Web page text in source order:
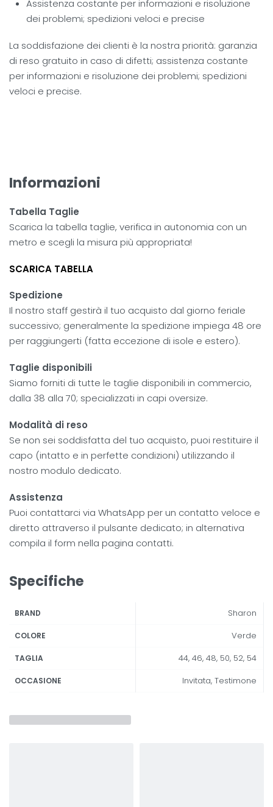
Assistenza costante per informazioni e risoluzione
dei problemi; spedizioni veloci e precise
La soddisfazione dei clienti è la nostra priorità: garanzia
di reso gratuito in caso di difetti; assistenza costante
per informazioni e risoluzione dei problemi; spedizioni
veloci e precise.
Informazioni
Tabella Taglie
Scarica la tabella taglie, verifica in autonomia con un
metro e scegli la misura più appropriata!
SCARICA TABELLA
Spedizione
Il nostro staff gestirà il tuo acquisto dal giorno feriale
successivo; generalmente la spedizione impiega 48 ore
per raggiungerti (fatta eccezione di isole e estero).
Taglie disponibili
Siamo forniti di tutte le taglie disponibili in commercio,
dalla 38 alla 70; specializzati in capi oversize.
Modalità di reso
Se non sei soddisfatta del tuo acquisto, puoi restituire il
capo (intatto e in perfette condizioni) utilizzando il
nostro modulo dedicato.
Assistenza
Puoi contattarci via WhatsApp per un contatto veloce e
diretto attraverso il pulsante dedicato; in alternativa
compila il form nella pagina contatti.
Specifiche
BRAND Sharon
COLORE Verde
TAGLIA 44, 46, 48, 50, 52, 54
OCCASIONE Invitata, Testimone